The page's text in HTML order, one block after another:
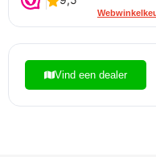
Vind een dealer